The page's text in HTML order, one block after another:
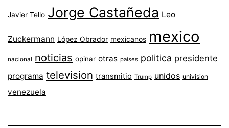
Javier Tello Jorge Castañeda Leo
Zuckermann López Obrador mexicanos mexico
nacional noticias opinar otras paises politica presidente
programa television transmitio Trump unidos univision
venezuela